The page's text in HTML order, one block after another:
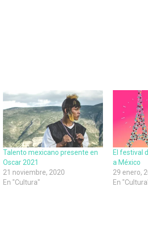
Talento mexicano presente en
Oscar 2021
21 noviembre, 2020
En "Cultura"
El festival
a México
29 enero,
En